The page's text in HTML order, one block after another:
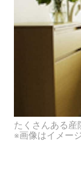
たくさんある産
※画像はイメー